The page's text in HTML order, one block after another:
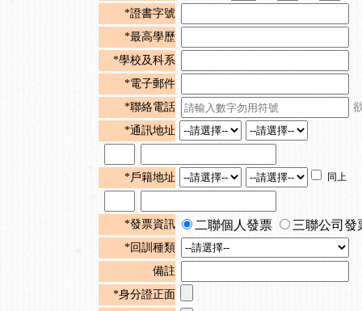
*證書字號
*最高學歷
*學校及科系
*電子郵件
*聯絡電話
*通訊地址
*戶籍地址 同上
*發票資訊 二聯個人發票 三聯公司發
*回訓種類
備註
*身分證正面